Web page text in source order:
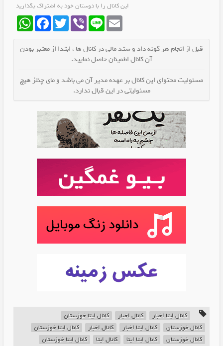
کانال خبر فوری خوزستان
این کانال را با دوستان خود به اشتراک بگذارید
WhatsAppFacebookTwitter Viber Line Email
قبل از انجام هر گونه داد و ستد مالی در کانال ها ، ابتدا از معتبر بودن
آن کانال اطمینان حاصل نمایید.
مسئولیت محتوای این کانال بر عهده مدیر آن می باشد و مای چنلز هیچ
مسئولیتی در این قبال ندارد.
کانال ایتا اخبار کانال اخبار
کانال ایتا خوزستان
کانال خوزستان
کانال ایتا اخبار کانال اخبار
کانال ایتا خوزستان
کانال خوزستان
کانال ایتا ایتا کانال ایتا کانال ایتا خوزستان